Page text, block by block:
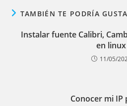
TAMBIÉN TE PODRÍA
Instalar fuente Calibri,
en linux
11/05/
Conocer mi IP